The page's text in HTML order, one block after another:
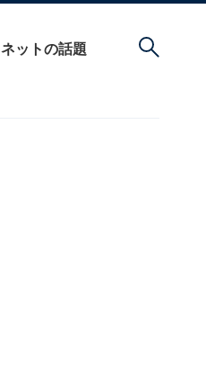
ネットの話題